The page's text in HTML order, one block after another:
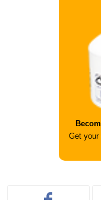
Get your